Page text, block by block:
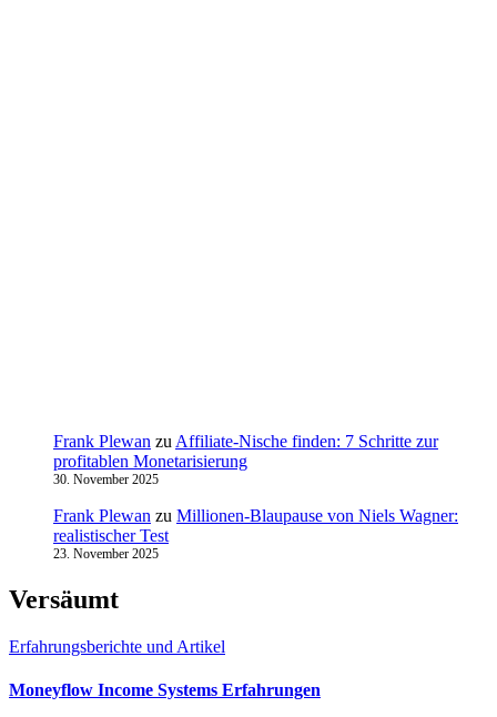
Frank Plewan zu Affiliate-Nische finden: 7 Schritte zur
profitablen Monetarisierung
30. November 2025
Frank Plewan zu Millionen‑Blaupause von Niels Wagner:
realistischer Test
23. November 2025
Versäumt
Erfahrungsberichte und Artikel
Moneyflow Income Systems Erfahrungen